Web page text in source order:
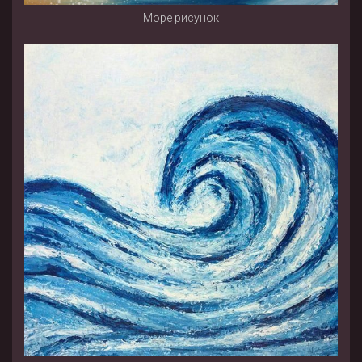
Море рисунок